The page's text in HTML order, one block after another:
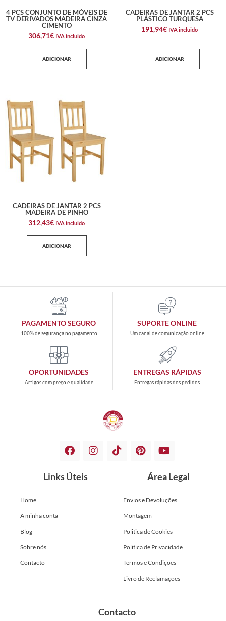
4 PCS CONJUNTO DE MÓVEIS DE
TV DERIVADOS MADEIRA CINZA
CIMENTO
306,71€ IVA incluido
ADICIONAR
CADEIRAS DE JANTAR 2 PCS
PLÁSTICO TURQUESA
191,94€ IVA incluido
ADICIONAR
CADEIRAS DE JANTAR 2 PCS
MADEIRA DE PINHO
312,43€ IVA incluido
ADICIONAR
PAGAMENTO SEGURO
100% de segurança no pagamento
SUPORTE ONLINE
Um canal de comunicação online
OPORTUNIDADES
Artigos com preço e qualidade
ENTREGAS RÁPIDAS
Entregas rápidas dos pedidos
Links Úteis
Home
A minha conta
Blog
Sobre nós
Contacto
Área Legal
Envios e Devoluções
Montagem
Politica de Cookies
Politica de Privacidade
Termos e Condições
Livro de Reclamações
Contacto